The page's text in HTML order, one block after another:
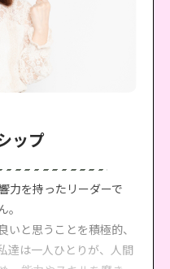
ップ
力を持ったリーダーで
いと思うことを積極的、
達は一人ひとりが、人間